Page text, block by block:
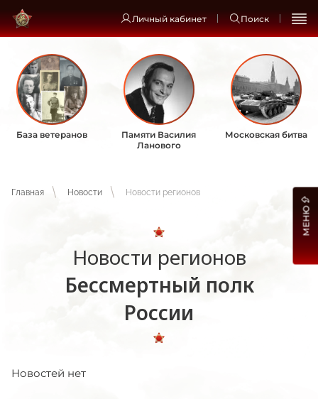
Личный кабинет Поиск
База ветеранов
Памяти Василия
Ланового
Московская битва
Главная Новости Новости регионов
Новости регионов
Бессмертный полк
России
Новостей нет
МЕНЮ